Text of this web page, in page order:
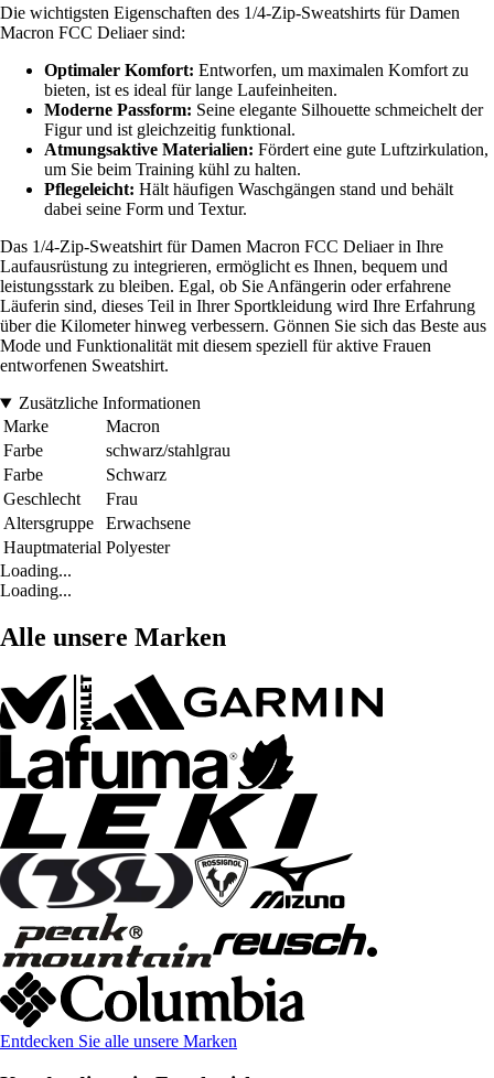
Die wichtigsten Eigenschaften des 1/4-Zip-Sweatshirts für Damen
Macron FCC Deliaer sind:
Optimaler Komfort: Entworfen, um maximalen Komfort zu
bieten, ist es ideal für lange Laufeinheiten.
Moderne Passform: Seine elegante Silhouette schmeichelt der
Figur und ist gleichzeitig funktional.
Atmungsaktive Materialien: Fördert eine gute Luftzirkulation,
um Sie beim Training kühl zu halten.
Pflegeleicht: Hält häufigen Waschgängen stand und behält
dabei seine Form und Textur.
Das 1/4-Zip-Sweatshirt für Damen Macron FCC Deliaer in Ihre
Laufausrüstung zu integrieren, ermöglicht es Ihnen, bequem und
leistungsstark zu bleiben. Egal, ob Sie Anfängerin oder erfahrene
Läuferin sind, dieses Teil in Ihrer Sportkleidung wird Ihre Erfahrung
über die Kilometer hinweg verbessern. Gönnen Sie sich das Beste aus
Mode und Funktionalität mit diesem speziell für aktive Frauen
entworfenen Sweatshirt.
Zusätzliche Informationen
Marke
Macron
Farbe
schwarz/stahlgrau
Farbe
Schwarz
Geschlecht
Frau
Altersgruppe
Erwachsene
Hauptmaterial Polyester
Loading...
Loading...
Alle unsere Marken
Entdecken Sie alle unsere Marken